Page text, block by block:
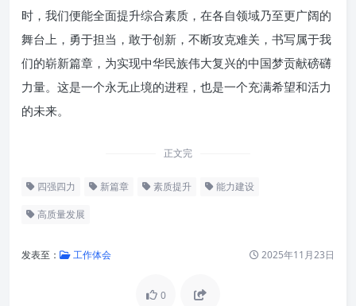
时，我们便能全面提升综合素质，在各自领域乃至更广阔的
舞台上，勇于担当，敢于创新，不断攻克难关，书写属于我
们的崭新篇章，为实现中华民族伟大复兴的中国梦贡献磅礴
力量。这是一个永无止境的进程，也是一个充满希望和活力
的未来。
正文完
四强四力 新篇章 素质提升 能力建设
高质量发展
发表至： 工作体会 2025年11月23日
0